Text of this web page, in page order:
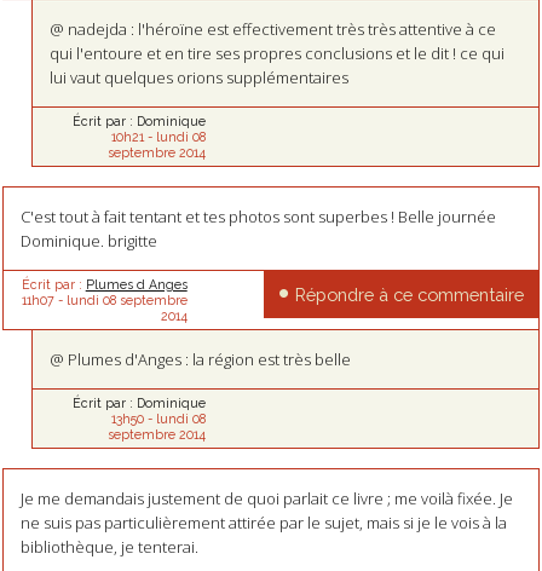
@ nadejda : l'héroïne est effectivement très très attentive à ce
qui l'entoure et en tire ses propres conclusions et le dit ! ce qui
lui vaut quelques orions supplémentaires
Écrit par : Dominique
10h21 - lundi 08
septembre 2014
C'est tout à fait tentant et tes photos sont superbes ! Belle journée
Dominique. brigitte
Écrit par : Plumes d Anges
11h07- lundi 08 septembre
2014
Répondre à ce commentaire
@ Plumes d'Anges : la région est très belle
Écrit par : Dominique
13h50- lundi 08
septembre 2014
Je me demandais justement de quoi parlait ce livre ; me voilà fixée. Je
ne suis pas particulièrement attirée par le sujet, mais si je le vois à la
bibliothèque, je tenterai.